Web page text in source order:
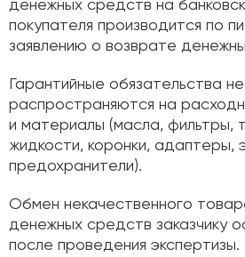
денежных средств на
покупателя производится по
заявлению о возврате
Гарантийные обязательства не
распространяются на
и материалы (масла, фильтры,
жидкости, коронки, адаптеры,
предохранители).
Обмен некачественного
денежных средств заказчику
после проведения экспертизы.